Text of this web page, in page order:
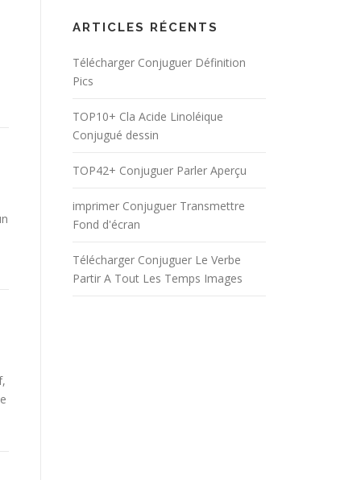
ARTICLES RÉCENTS
Télécharger Conjuguer Définition
Pics
TOP10+ Cla Acide Linoléique
Conjugué dessin
TOP42+ Conjuguer Parler Aperçu
imprimer Conjuguer Transmettre
Fond d'écran
Télécharger Conjuguer Le Verbe
Partir A Tout Les Temps Images